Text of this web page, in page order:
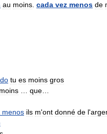
au moins cada vez menos de
tu es moins gros
moins que
menos ils m'ont donné de l'